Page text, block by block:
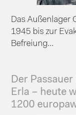
Das Außenlager
1945 bis zur
Befreiung...
Der
Erla – heute
1200